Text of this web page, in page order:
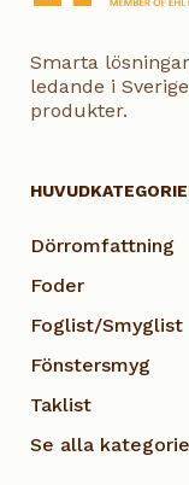
Smarta
ledande i
produkter.
Dörromfattning
Foder
Foglist/Smyglist
Fönstersmyg
Taklist
Se alla